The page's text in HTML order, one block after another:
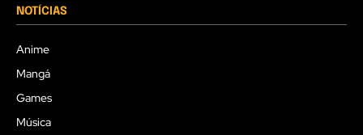
NOTÍCIAS
Anime
Mangá
Games
Música